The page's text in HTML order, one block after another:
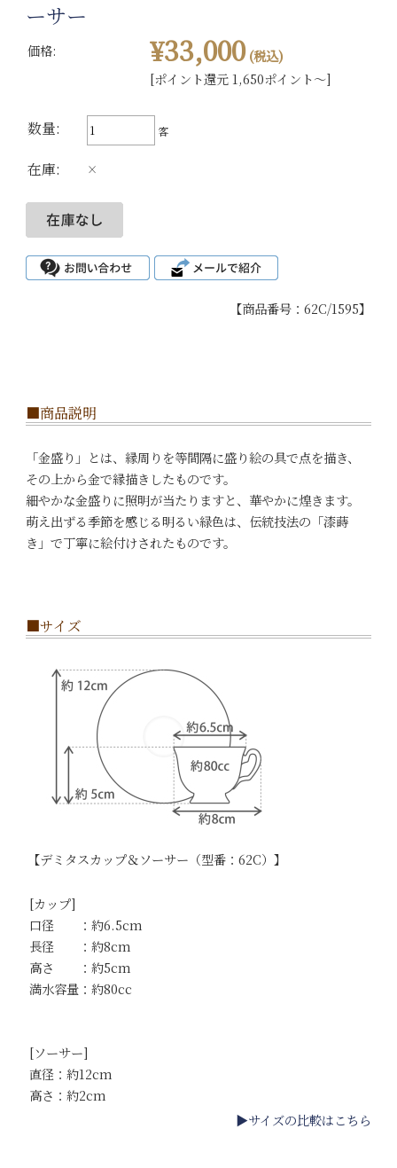
ーサー
価格: ¥33,000 (税込)
[ポイント還元 1,650ポイント～]
数量: 客
在庫: ×
【商品番号：62C/1595】
■商品説明
「金盛り」とは、縁周りを等間隔に盛り絵の具で点を描き、
その上から金で縁描きしたものです。
細やかな金盛りに照明が当たりますと、華やかに煌きます。
萌え出ずる季節を感じる明るい緑色は、伝統技法の「漆蒔
き」で丁寧に絵付けされたものです。
■サイズ
【デミタスカップ＆ソーサー（型番：62C）】
[カップ]
口径 ：約6.5cm
長径 ：約8cm
高さ ：約5cm
満水容量：約80cc
[ソーサー]
直径：約12cm
高さ：約2cm
▶サイズの比較はこちら